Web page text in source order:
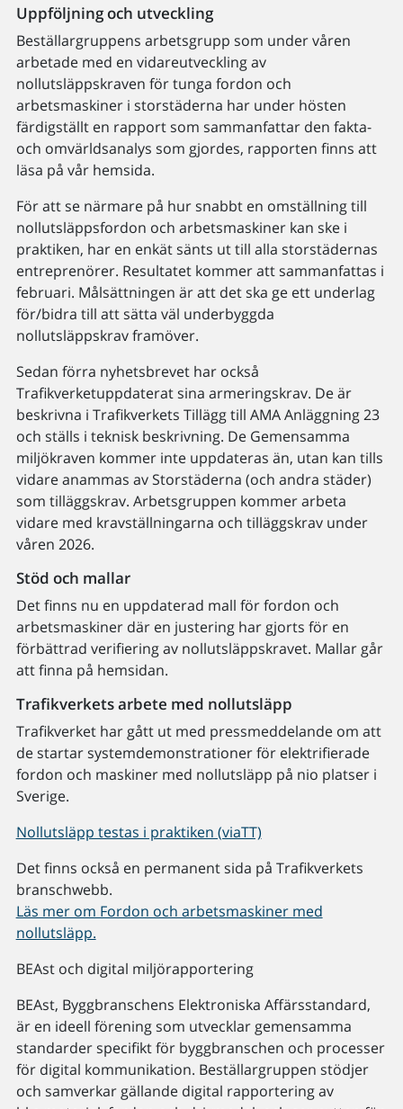
Uppföljning och utveckling
Beställargruppens arbetsgrupp som under våren
arbetade med en vidareutveckling av
nollutsläppskraven för tunga fordon och
arbetsmaskiner i storstäderna har under hösten
färdigställt en rapport som sammanfattar den fakta-
och omvärldsanalys som gjordes, rapporten finns att
läsa på vår hemsida.
För att se närmare på hur snabbt en omställning till
nollutsläppsfordon och arbetsmaskiner kan ske i
praktiken, har en enkät sänts ut till alla storstädernas
entreprenörer. Resultatet kommer att sammanfattas i
februari. Målsättningen är att det ska ge ett underlag
för/bidra till att sätta väl underbyggda
nollutsläppskrav framöver.
Sedan förra nyhetsbrevet har också
Trafikverketuppdaterat sina armeringskrav. De är
beskrivna i Trafikverkets Tillägg till AMA Anläggning 23
och ställs i teknisk beskrivning. De Gemensamma
miljökraven kommer inte uppdateras än, utan kan tills
vidare anammas av Storstäderna (och andra städer)
som tilläggskrav. Arbetsgruppen kommer arbeta
vidare med kravställningarna och tilläggskrav under
våren 2026.
Stöd och mallar
Det finns nu en uppdaterad mall för fordon och
arbetsmaskiner där en justering har gjorts för en
förbättrad verifiering av nollutsläppskravet. Mallar går
att finna på hemsidan.
Trafikverkets arbete med nollutsläpp
Trafikverket har gått ut med pressmeddelande om att
de startar systemdemonstrationer för elektrifierade
fordon och maskiner med nollutsläpp på nio platser i
Sverige.
Nollutsläpp testas i praktiken (viaTT)
Det finns också en permanent sida på Trafikverkets
branschwebb.
Läs mer om Fordon och arbetsmaskiner med
nollutsläpp.
BEAst och digital miljörapportering
BEAst, Byggbranschens Elektroniska Affärsstandard,
är en ideell förening som utvecklar gemensamma
standarder specifikt för byggbranschen och processer
för digital kommunikation. Beställargruppen stödjer
och samverkar gällande digital rapportering av